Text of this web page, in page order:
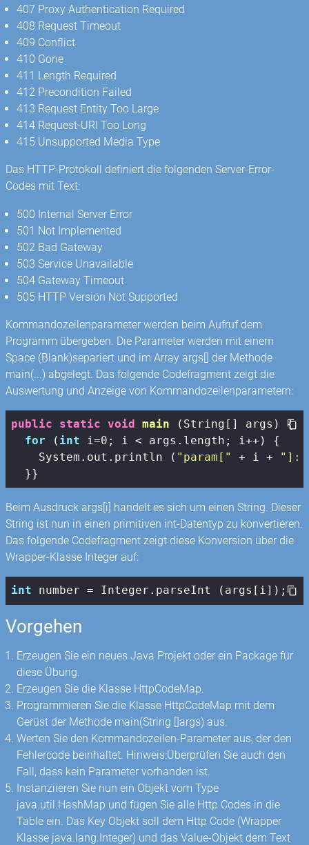
407 Proxy Authentication Required
408 Request Timeout
409 Conflict
410 Gone
411 Length Required
412 Precondition Failed
413 Request Entity Too Large
414 Request-URI Too Long
415 Unsupported Media Type
Das HTTP-Protokoll definiert die folgenden Server-Error-
Codes mit Text:
500 Internal Server Error
501 Not Implemented
502 Bad Gateway
503 Service Unavailable
504 Gateway Timeout
505 HTTP Version Not Supported
Kommandozeilenparameter werden beim Aufruf dem
Programm übergeben. Die Parameter werden mit einem
Space (Blank)separiert und im Array args[] der Methode
main(...) abgelegt. Das folgende Codefragment zeigt die
Auswertung und Anzeige von Kommandozeilenparametern:
public static void main (String[] args)
{
for ( int i=0 ; i < args.length; i++) {
    System.out.println (
"param[" + i + "]:
  }}
Beim Ausdruck args[i] handelt es sich um einen String. Dieser
String ist nun in einen primitiven int-Datentyp zu konvertieren.
Das folgende Codefragment zeigt diese Konversion über die
Wrapper-Klasse Integer auf:
int number = Integer.parseInt (args[i]);
Vorgehen
Erzeugen Sie ein neues Java Projekt oder ein Package für
diese Übung.
Erzeugen Sie die Klasse HttpCodeMap.
Programmieren Sie die Klasse HttpCodeMap mit dem
Gerüst der Methode main(String []args) aus.
Werten Sie den Kommandozeilen-Parameter aus, der den
Fehlercode beinhaltet. Hinweis:Überprüfen Sie auch den
Fall, dass kein Parameter vorhanden ist.
Instanziieren Sie nun ein Objekt vom Type
java.util.HashMap und fügen Sie alle Http Codes in die
Table ein. Das Key Objekt soll dem Http Code (Wrapper
Klasse java.lang.Integer) und das Value-Objekt dem Text